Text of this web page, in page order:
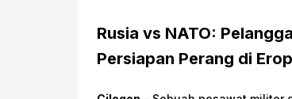
Rusia vs NATO:
Persiapan Perang di